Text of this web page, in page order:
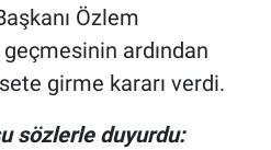
Özlem
ardından
girme kararı verdi.
sözlerle duyurdu: